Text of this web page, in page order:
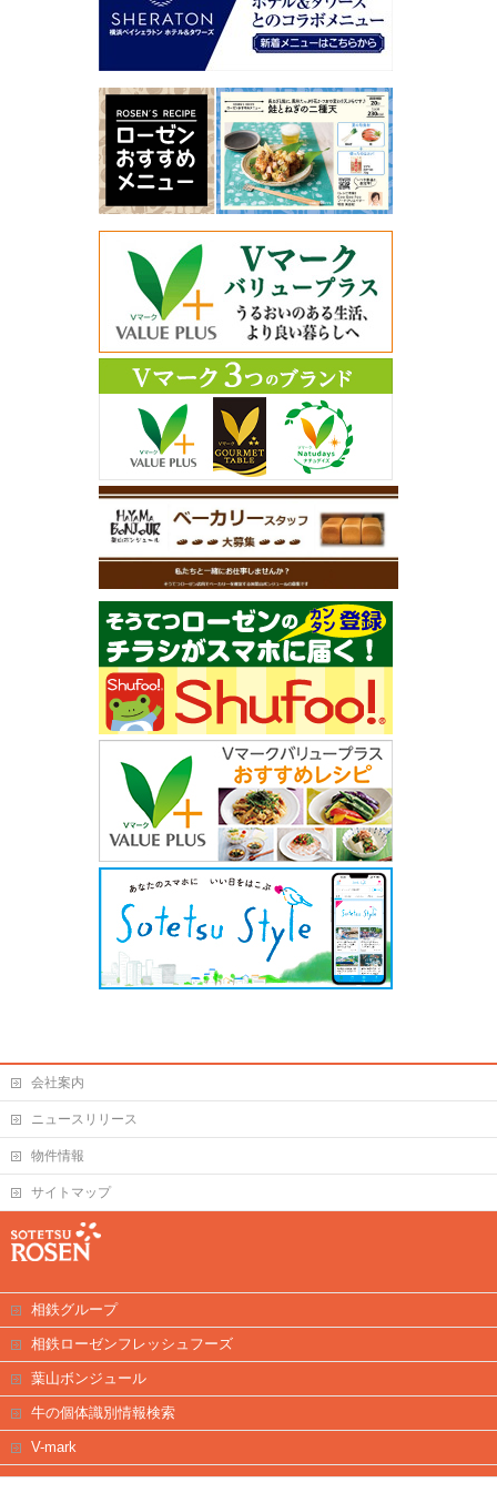
会社案内
ニュースリリース
物件情報
サイトマップ
相鉄グループ
相鉄ローゼンフレッシュフーズ
葉山ボンジュール
牛の個体識別情報検索
V-mark